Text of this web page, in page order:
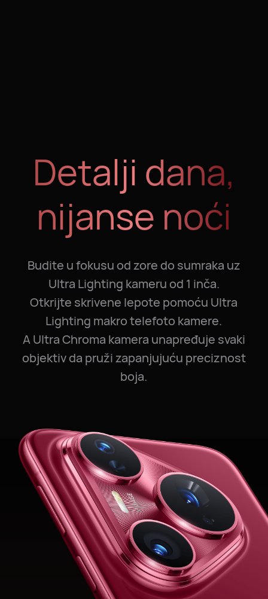
Detalji dana,
nijanse noći
Budite u fokusu od zore do sumraka uz
Ultra Lighting kameru od 1 inča.
Otkrijte skrivene lepote pomoću Ultra
Lighting makro telefoto kamere.
A Ultra Chroma kamera unapređuje svaki
objektiv da pruži zapanjujuću preciznost
boja.